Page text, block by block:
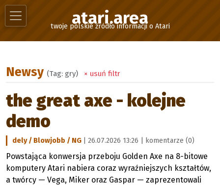
atari.area
twoje polskie źródło informacji o Atari
Newsy (Tag: gry) × usuń filtr
the great axe - kolejne
demo
dely / Blowjobb / NG | 26.07.2026 13:26 | komentarze (0)
Powstająca konwersja przeboju Golden Axe na 8-bitowe
komputery Atari nabiera coraz wyraźniejszych kształtów,
a twórcy — Vega, Miker oraz Gaspar — zaprezentowali